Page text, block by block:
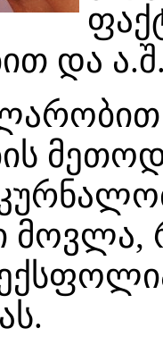
და
მოვლა,